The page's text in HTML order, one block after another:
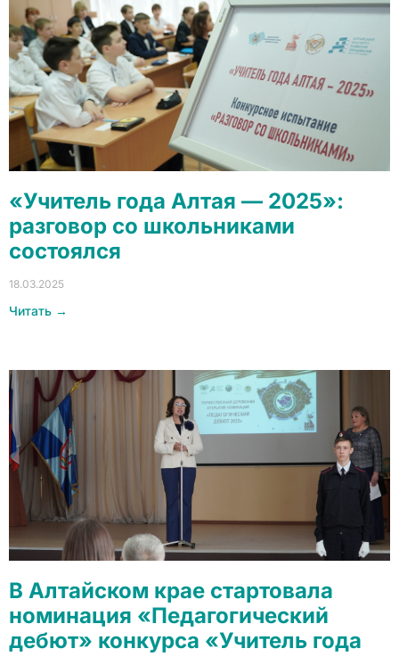
«Учитель года Алтая — 2025»:
разговор со школьниками
состоялся
18.03.2025
Читать →
В Алтайском крае стартовала
номинация «Педагогический
дебют» конкурса «Учитель года